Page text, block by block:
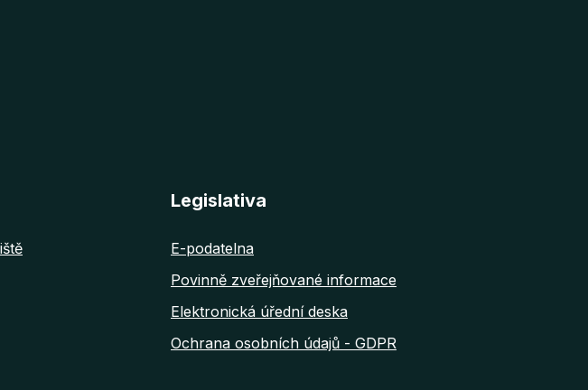
Legislativa
E-podatelna
Povinně zveřejňované informace
Elektronická úřední deska
Ochrana osobních údajů - GDPR